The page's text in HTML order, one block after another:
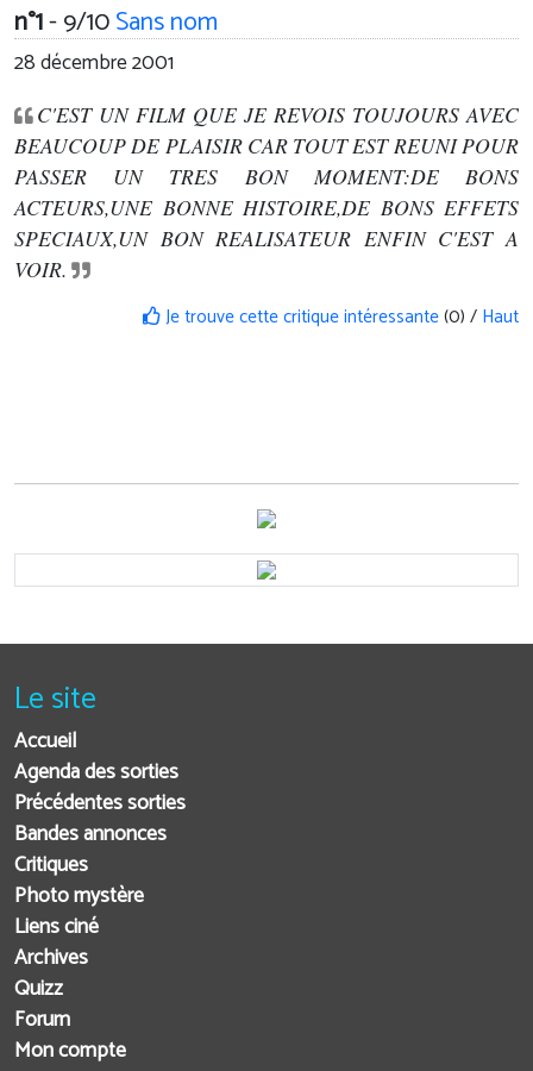
n°1- 9/10Sans nom
28 décembre 2001
C'EST UN FILM QUE JE REVOIS TOUJOURS AVEC
BEAUCOUP DE PLAISIR CAR TOUT EST REUNI POUR
PASSER UN TRES BON MOMENT:DE BONS
ACTEURS,UNE BONNE HISTOIRE,DE BONS EFFETS
SPECIAUX,UN BON REALISATEUR ENFIN C'EST A
VOIR.
Je trouve cette critique intéressante(0) / Haut
Le site
Accueil
Agenda des sorties
Précédentes sorties
Bandes annonces
Critiques
Photo mystère
Liens ciné
Archives
Quizz
Forum
Mon compte